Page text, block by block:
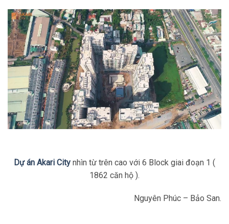
Dự án Akari City nhìn từ trên cao với 6 Block giai đoạn 1 (
1862 căn hộ ).
Nguyên Phúc – Bảo San.